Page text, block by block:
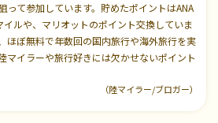
って参加しています。貯めたポイントはANA
イルや、マリオットのポイント交換していま
ほぼ無料で年数回の国内旅行や海外旅行を実
マイラーや旅行好きには欠かせないポイント
（陸マイラー/ブロガー）